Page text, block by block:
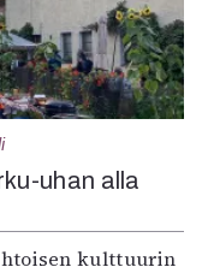
uhan alla
kulttuurin